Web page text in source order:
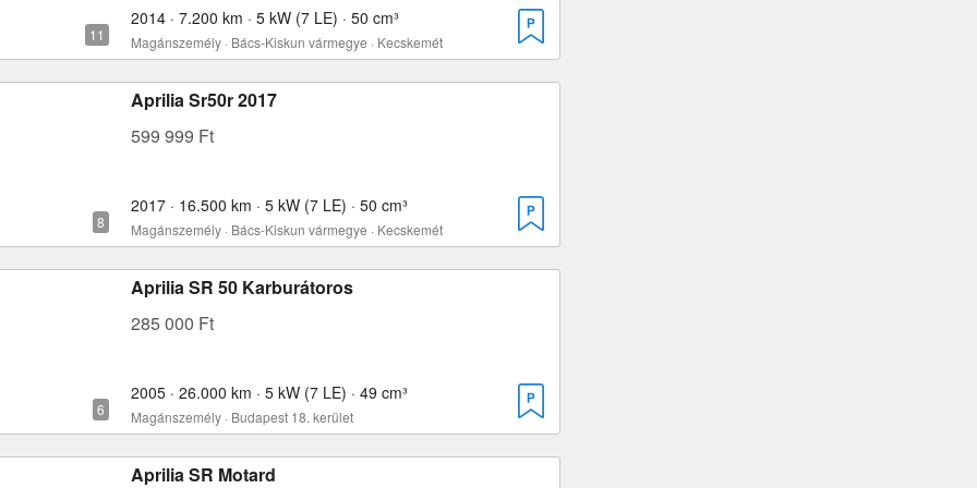
2014 · 7.200 km · 5 kW (7 LE) · 50 cm³
Magánszemély · Bács-Kiskun vármegye · Kecskemét
Aprilia Sr50r 2017
599 999 Ft
2017 · 16.500 km · 5 kW (7 LE) · 50 cm³
Magánszemély · Bács-Kiskun vármegye · Kecskemét
Aprilia SR 50 Karburátoros
285 000 Ft
2005 · 26.000 km · 5 kW (7 LE) · 49 cm³
Magánszemély · Budapest 18. kerület
Aprilia SR Motard